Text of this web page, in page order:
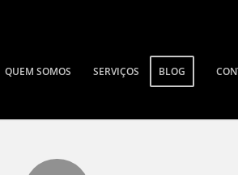
QUEM SOMOS SERVIÇOS BLOG